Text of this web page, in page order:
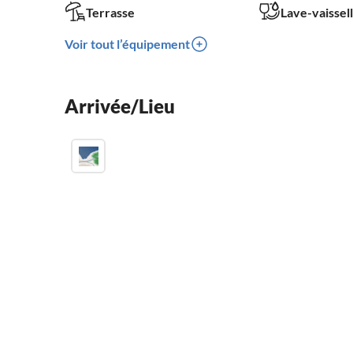
Terrasse
Lave-
Voir tout l’équipement
Arrivée/Lieu